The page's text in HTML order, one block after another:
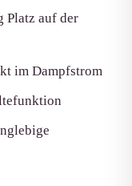
Platz auf der
im Dampfstrom